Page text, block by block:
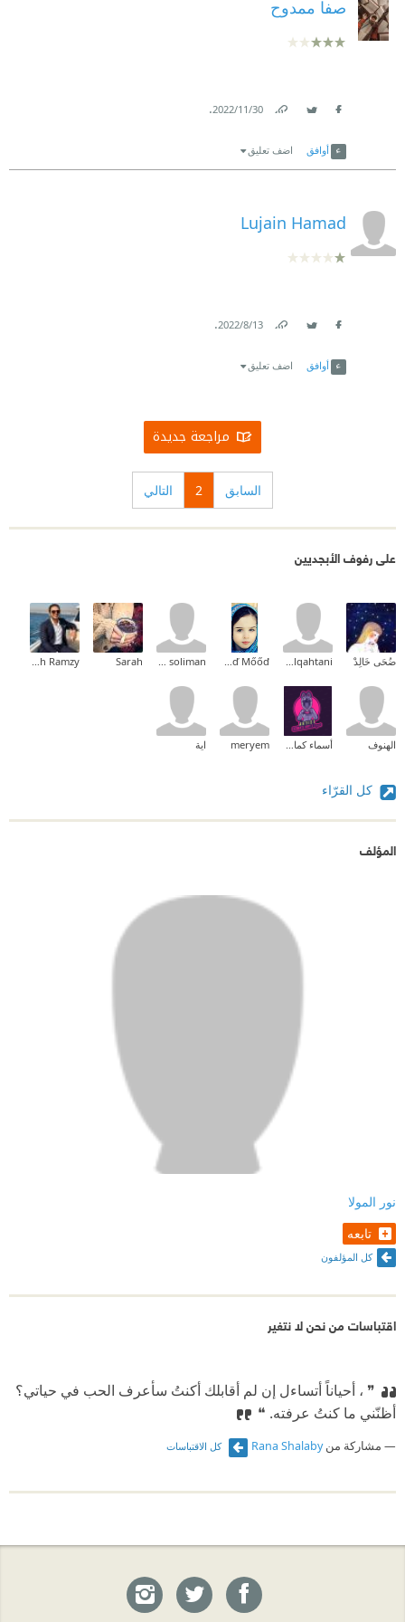
صفا ممدوح
30‏/11‏/2022
.
أوافق اضف تعليق
Lujain Hamad
13‏/8‏/2022
.
أوافق اضف تعليق
مراجعة جديدة
السابق 2 التالي
على رفوف الأبجديين
ضُحَى خَالِدْ wedad alqahtani
Gőőď Mőőď
waleed soliman
Sarah
Mina Mamdouh Ramzy
الهنوف أسماء كمال مروات meryem اية
كل القرّاء
المؤلف
نور المولا
تابعه
كل المؤلفون
اقتباسات من نحن لا نتغير
❞ ، أحياناً أتساءل إن لم أقابلك أكنتُ سأعرف الحب في حياتي؟
أظنّني ما كنتُ عرفته. ❝
مشاركة منRana Shalaby كل الاقتباسات